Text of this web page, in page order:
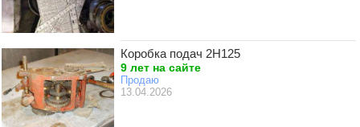
Коробка подач 2Н125
9 лет на сайте
Продаю
13.04.2026